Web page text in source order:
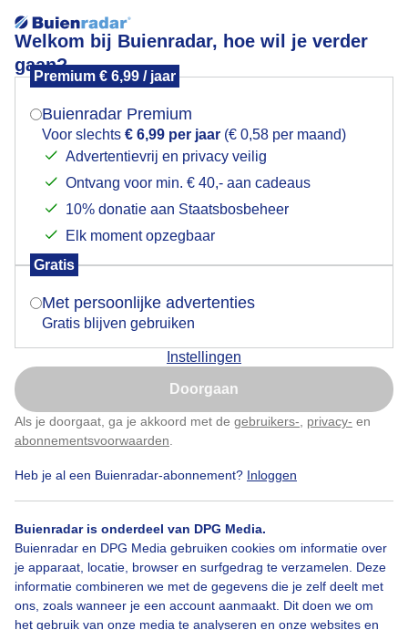
Welkom bij Buienradar, hoe wil je verder
gaan?
Premium € 6,99 / jaar
Buienradar Premium
Voor slechts € 6,99 per jaar (€ 0,58 per maand)
Advertentievrij en privacy veilig
Ontvang voor min. € 40,- aan cadeaus
10% donatie aan Staatsbosbeheer
Elk moment opzegbaar
Gratis
Met persoonlijke advertenties
Gratis blijven gebruiken
Instellingen
Doorgaan
Als je doorgaat, ga je akkoord met de gebruikers- privacy- en
abonnementsvoorwaarden
Heb je al een Buienradar-abonnement? Inloggen
Buienradar is onderdeel van DPG Media.
Buienradar en DPG Media gebruiken cookies om informatie over
je apparaat, locatie, browser en surfgedrag te verzamelen. Deze
informatie combineren we met de gegevens die je zelf deelt met
ons, zoals wanneer je een account aanmaakt. Dit doen we om
het gebruik van onze media te analyseren en onze websites en
Onder de paraplu
Ook deze warme dagen is de paraplu geen luxe
Door: Toon Boons Gemaakt: 01-07-2025, 41x bekeken
Bekijk slideshow
Mogen we je locatie gebruiken voor het
Indien je hier nog geen akkoord op hebt gegeven,
verschijnt er zo een pop-up uit je browser waarin
Is goed, toon de popup
Nu niet, misschien later
Klik hierom dit aan te passen